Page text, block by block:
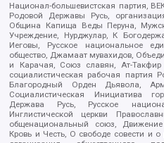
Национал-большевистская партия,
Родовой Державы Русь,
Община Капища Веды Перуна,
Учреждение, Нурджулар, К
Иеговы, Русское национальное
общество, Джамаат мувахидов,
и Карачая, Союз славян, Ат-
социалистическая рабочая партия
Благородный Орден Дьявола,
Социалистическая Инициатива
Держава Русь, Русское
Инглистической церкви
общенациональный союз,
Кровь и Честь, О свободе совести и